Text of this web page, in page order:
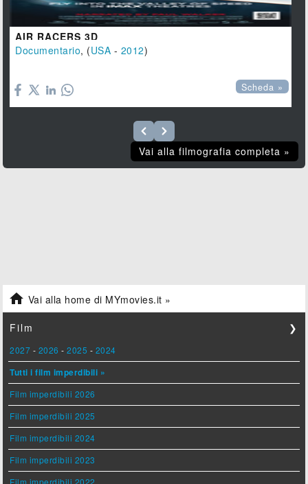
AIR RACERS 3D
Documentario, (USA - 2012)
Scheda »
Vai alla filmografia completa »
 Vai alla home di MYmovies.it »
Film ❯
2027 - 2026 -2025 - 2024
Tutti i film imperdibili »
Film imperdibili 2026
Film imperdibili 2025
Film imperdibili 2024
Film imperdibili 2023